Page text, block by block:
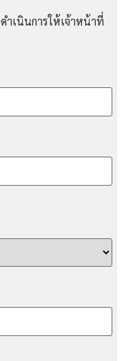
ำเนินการให้เจ้าหน้าที่